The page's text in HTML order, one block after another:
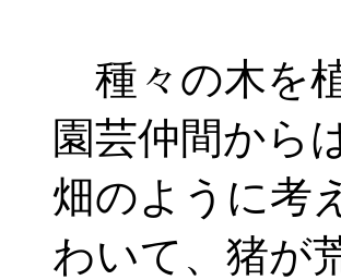
種々の木を
園芸仲間から
畑のように考
わいて、猪が